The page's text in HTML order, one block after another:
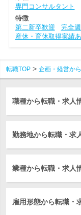
専門コンサルタント
特徴
第二新卒歓迎
完全
産休・育休取得実績
転職TOP 企画・経営か
職種から転職・求人
勤務地から転職・求
業種から転職・求人
雇用形態から転職・